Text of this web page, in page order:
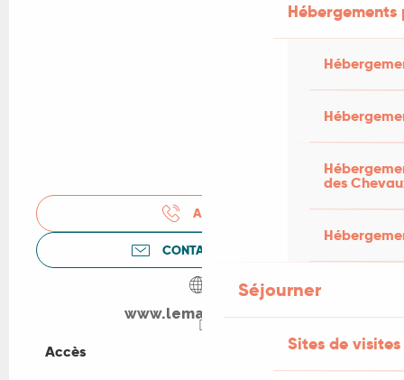
des
Séjourner
Sites de visites
APPELER
CONTACTEZ-NOUS
www.lemasdufour.fr
Accès
Accès